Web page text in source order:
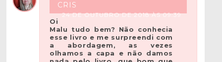
CRIS
24 DE OUTUBRO DE 2018 ÀS 09:39
Oi
Malu tudo bem? Não conhecia
esse livro e me surpreendi com
a abordagem, as vezes
olhamos a capa e não damos